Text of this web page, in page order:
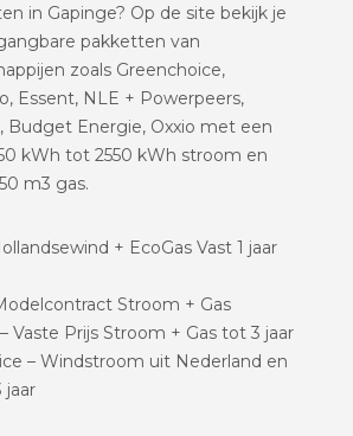
in Gapinge? Op de site bekijk je
pakketten van
zoals Greenchoice,
Essent, NLE + Powerpeers,
Budget Energie, Oxxio met een
kWh tot 2550 kWh stroom en
m3 gas.
+ EcoGas Vast 1 jaar
Stroom + Gas
Vaste Prijs Stroom + Gas tot 3 jaar
– Windstroom uit Nederland en
jaar